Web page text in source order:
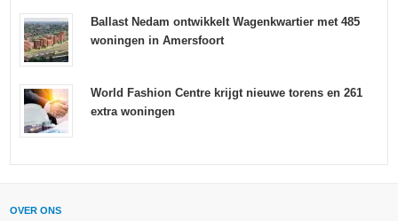
Ballast Nedam ontwikkelt Wagenkwartier met 485
woningen in Amersfoort
World Fashion Centre krijgt nieuwe torens en 261
extra woningen
OVER ONS